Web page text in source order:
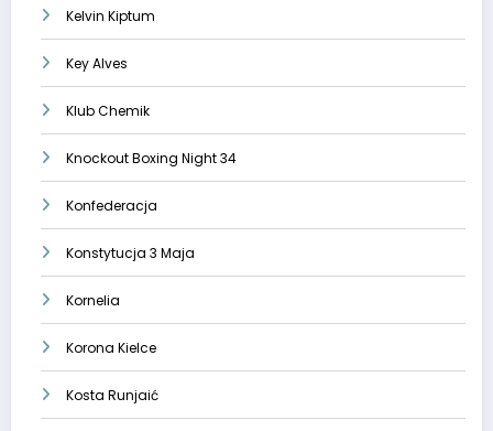
Kelvin Kiptum
Key Alves
Klub Chemik
Knockout Boxing Night 34
Konfederacja
Konstytucja 3 Maja
Kornelia
Korona Kielce
Kosta Runjaić